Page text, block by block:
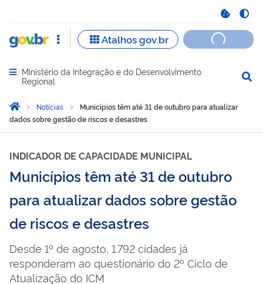
Abrir menu principal de navegação
Ministério da Integração e do Desenvolvimento
Regional
Você está aqui:
Página Inicial
Notícias
Municípios têm até 31 de outubro para atualizar
dados sobre gestão de riscos e desastres
INDICADOR DE CAPACIDADE MUNICIPAL
Municípios têm até 31 de outubro
para atualizar dados sobre gestão
de riscos e desastres
Desde 1º de agosto, 1.792 cidades já
responderam ao questionário do 2º Ciclo de
Atualização do ICM